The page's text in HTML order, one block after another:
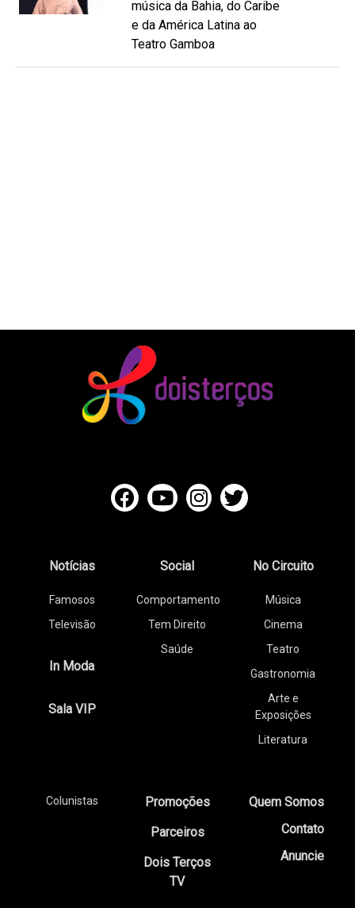
música da Bahia, do Caribe
e da América Latina ao
Teatro Gamboa
Notícias
Famosos
Televisão
In Moda
Sala VIP
Social
Comportamento
Tem Direito
Saúde
No Circuito
Música
Cinema
Teatro
Gastronomia
Arte e
Exposições
Literatura
Colunistas
Promoções
Parceiros
Dois Terços
TV
Quem Somos
Contato
Anuncie